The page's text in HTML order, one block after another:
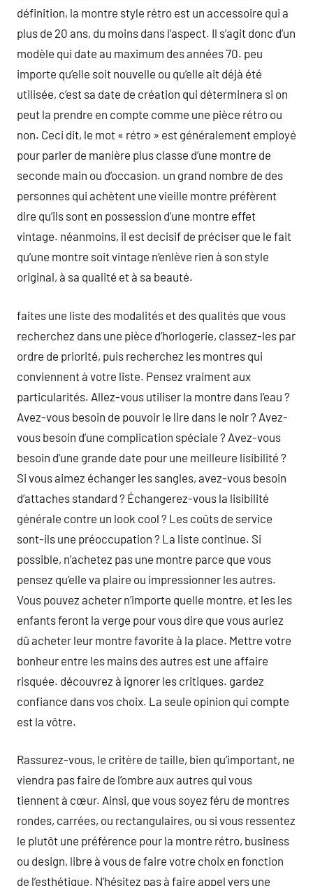
définition, la montre style rétro est un accessoire qui a
plus de 20 ans, du moins dans l’aspect. Il s’agit donc d’un
modèle qui date au maximum des années 70. peu
importe qu’elle soit nouvelle ou qu’elle ait déjà été
utilisée, c’est sa date de création qui déterminera si on
peut la prendre en compte comme une pièce rétro ou
non. Ceci dit, le mot « rétro » est généralement employé
pour parler de manière plus classe d’une montre de
seconde main ou d’occasion. un grand nombre de des
personnes qui achètent une vieille montre préfèrent
dire qu’ils sont en possession d’une montre effet
vintage. néanmoins, il est decisif de préciser que le fait
qu’une montre soit vintage n’enlève rien à son style
original, à sa qualité et à sa beauté.
faites une liste des modalités et des qualités que vous
recherchez dans une pièce d’horlogerie, classez-les par
ordre de priorité, puis recherchez les montres qui
conviennent à votre liste. Pensez vraiment aux
particularités. Allez-vous utiliser la montre dans l’eau ?
Avez-vous besoin de pouvoir le lire dans le noir ? Avez-
vous besoin d’une complication spéciale ? Avez-vous
besoin d’une grande date pour une meilleure lisibilité ?
Si vous aimez échanger les sangles, avez-vous besoin
d’attaches standard ? Échangerez-vous la lisibilité
générale contre un look cool ? Les coûts de service
sont-ils une préoccupation ? La liste continue. Si
possible, n’achetez pas une montre parce que vous
pensez qu’elle va plaire ou impressionner les autres.
Vous pouvez acheter n’importe quelle montre, et les les
enfants feront la verge pour vous dire que vous auriez
dû acheter leur montre favorite à la place. Mettre votre
bonheur entre les mains des autres est une affaire
risquée. découvrez à ignorer les critiques. gardez
confiance dans vos choix. La seule opinion qui compte
est la vôtre.
Rassurez-vous, le critère de taille, bien qu’important, ne
viendra pas faire de l’ombre aux autres qui vous
tiennent à cœur. Ainsi, que vous soyez féru de montres
rondes, carrées, ou rectangulaires, ou si vous ressentez
le plutôt une préférence pour la montre rétro, business
ou design, libre à vous de faire votre choix en fonction
de l’esthétique. N’hésitez pas à faire appel vers une